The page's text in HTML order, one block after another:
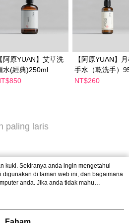
【阿原YUAN】艾草洗
水(經典)250ml
【阿原YUAN】
手水（乾洗手）
NT$260
paling laris
kuki. Sekiranya anda ingin mengetahui
digunakan di laman web ini, dan bagaimana
anda. Jika anda tidak mahu
sila rujuk penerangan mengenai kuki.
kuki digunakan di laman web ini,